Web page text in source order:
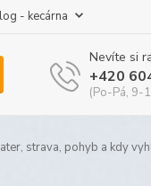
- kecárna
Nevíte si
+420
(Po-Pá, 9-
strava, pohyb a kdy